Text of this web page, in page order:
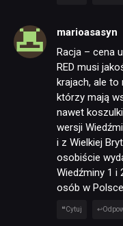
marioasasyn
Racja – cena
RED musi
krajach, ale to
którzy mają
nawet
wersji
i z Wielkiej
osobiście
Wiedźminy 1 i
osób w
Cytuj